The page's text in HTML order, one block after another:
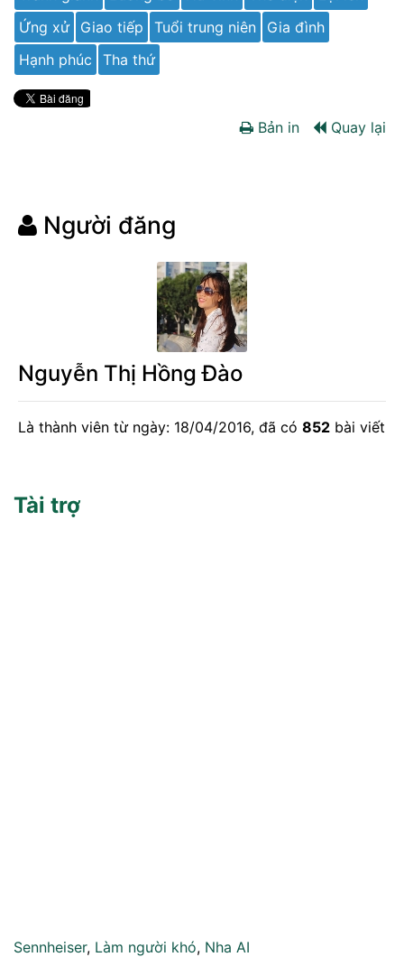
Ứng xử
Giao tiếp Tuổi trung niên
Gia đình
Hạnh phúc
Tha thứ
Bản in Quay lại
Người đăng
Nguyễn Thị Hồng Đào
Là thành viên từ ngày: 18/04/2016, đã có 852 bài viết
Tài trợ
Sennheiser, Làm người khó, Nha AI